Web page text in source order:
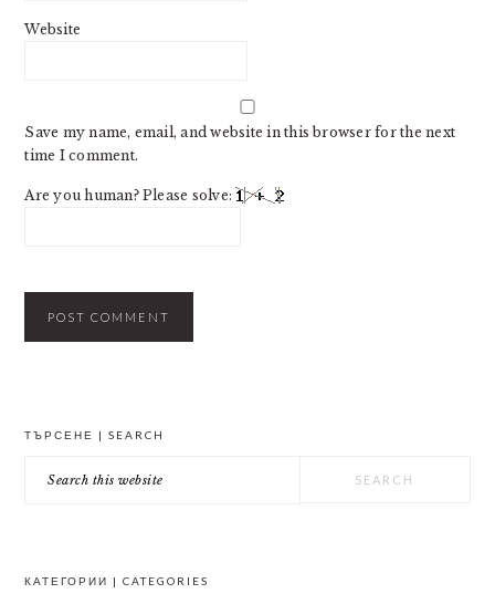
Website
Save my name, email, and website in this browser for the next
time I comment.
Are you human? Please solve:
ТЪРСЕНЕ | SEARCH
this
КАТЕГОРИИ | CATEGORIES